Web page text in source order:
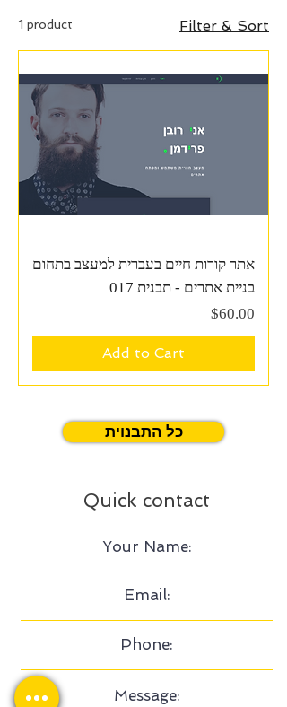
1 product Filter & Sort
אתר קורות חיים בעברית למעצב בתחום
בניית אתרים - תבנית 017
Price
$60.00
Add to Cart
כל התבנוית
Quick contact